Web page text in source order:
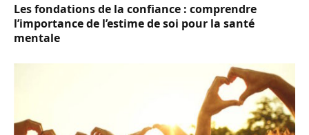
Les fondations de la confiance : comprendre
l’importance de l’estime de soi pour la santé
mentale